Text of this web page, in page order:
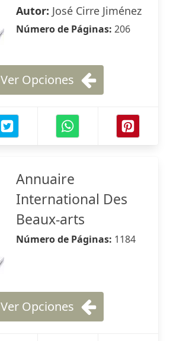
Autor: José Cirre Jiménez
Número de Páginas: 206
Ver Opciones
Annuaire
International Des
Beaux-arts
Número de Páginas: 1184
Ver Opciones